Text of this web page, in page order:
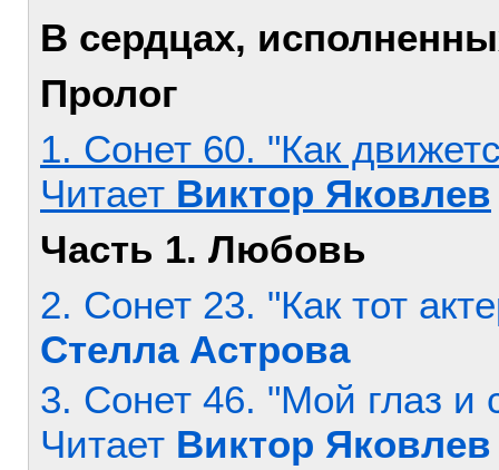
В сердцах,
Пролог
1. Сонет 60. "Как
Читает Виктор Яковлев
Часть 1. Любовь
2. Сонет 23. "Как тот
Стелла Астрова
3. Сонет 46. "Мой глаз и
Читает Виктор Яковлев